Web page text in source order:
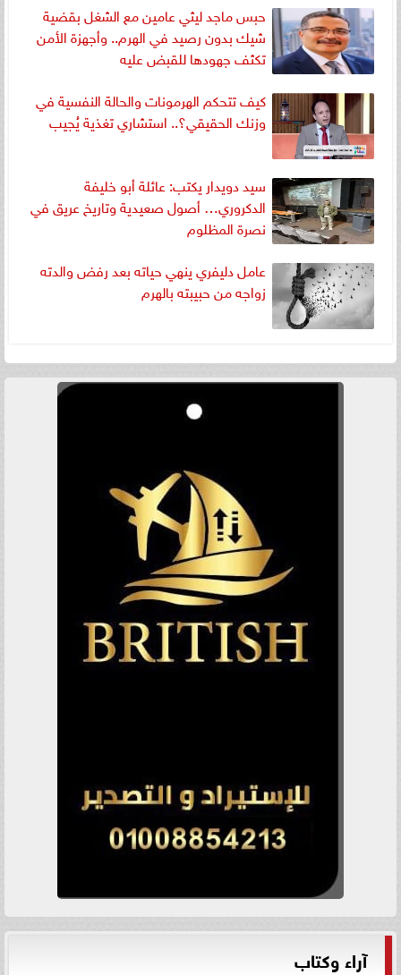
حبس ماجد ليثي عامين مع الشغل بقضية
شيك بدون رصيد في الهرم.. وأجهزة الأمن
تكثف جهودها للقبض عليه
كيف تتحكم الهرمونات والحالة النفسية في
وزنك الحقيقي؟.. استشاري تغذية يُجيب
سيد دويدار يكتب: عائلة أبو خليفة
الدكروري… أصول صعيدية وتاريخ عريق في
نصرة المظلوم
عامل دليفري ينهي حياته بعد رفض والدته
زواجه من حبيبته بالهرم
آراء وكتاب